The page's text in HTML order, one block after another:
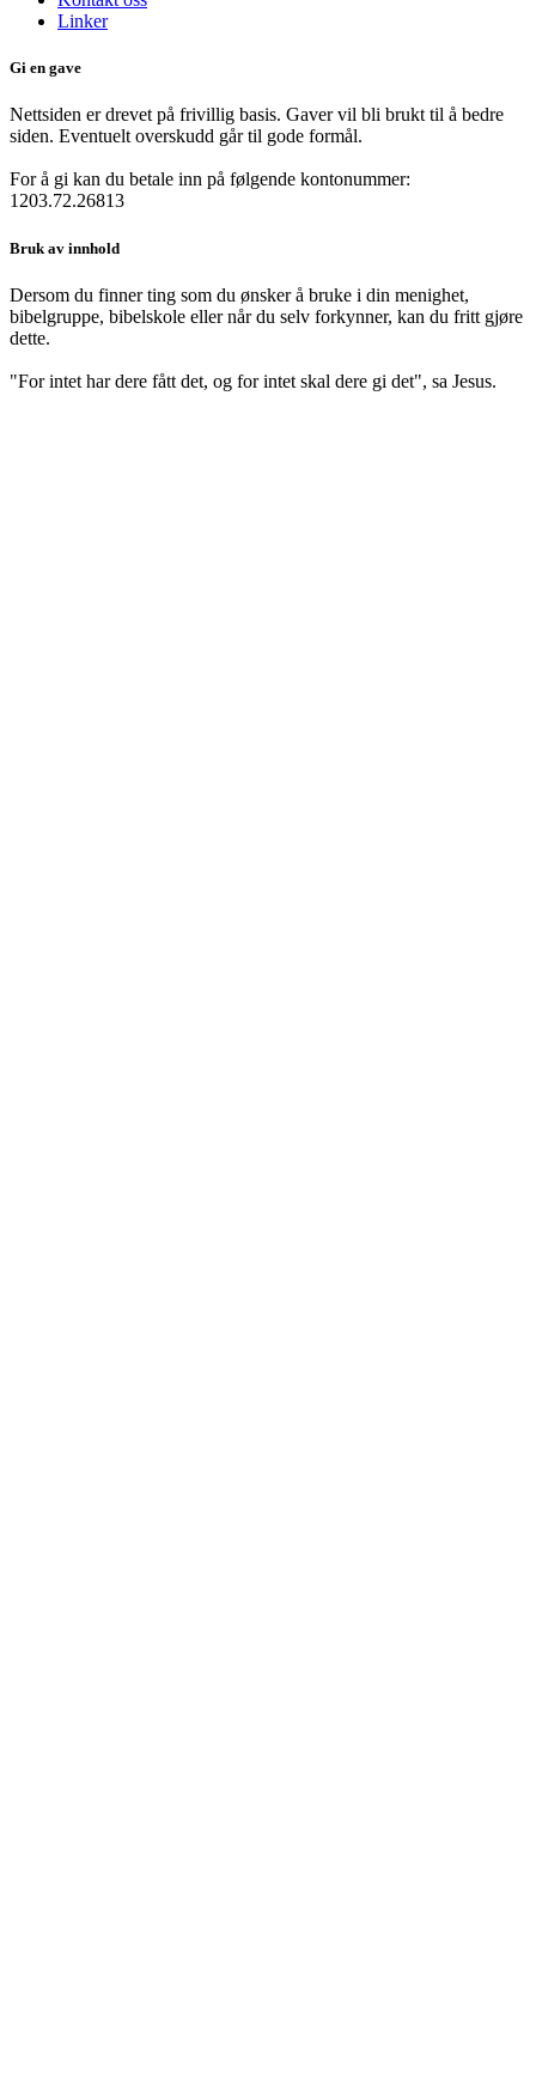
Linker
Gi en gave
Nettsiden er drevet på frivillig basis. Gaver vil bli brukt til å bedre
siden. Eventuelt overskudd går til gode formål.
For å gi kan du betale inn på følgende kontonummer:
1203.72.26813
Bruk av innhold
Dersom du finner ting som du ønsker å bruke i din menighet,
bibelgruppe, bibelskole eller når du selv forkynner, kan du fritt gjøre
dette.
"For intet har dere fått det, og for intet skal dere gi det", sa Jesus.